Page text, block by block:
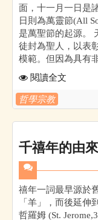
面，十一月一日是
日則為萬靈節(All
是萬聖節的起源。
徒封為聖人，以表
模範。但因為具有
閱讀全文
哲學宗教
千禧年的由
禧年一詞最早源於
「羊」，而後延伸
哲羅姆 (St.